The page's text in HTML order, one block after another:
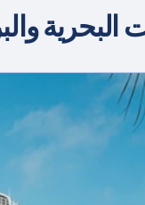
البحرية